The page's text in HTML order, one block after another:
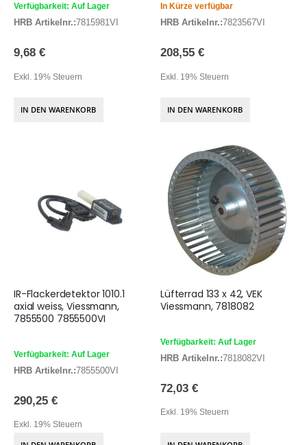
Verfügbarkeit: Auf Lager
HRB Artikelnr.:7815981VI
9,68 €
Exkl. 19% Steuern
IN DEN WARENKORB
In Kürze verfügbar
HRB Artikelnr.:7823567VI
208,55 €
Exkl. 19% Steuern
IN DEN WARENKORB
IR-Flackerdetektor 1010.1
axial weiss, Viessmann,
7855500 7855500VI
Verfügbarkeit: Auf Lager
HRB Artikelnr.:7855500VI
290,25 €
Exkl. 19% Steuern
Lüfterrad 133 x 42, VEK
Viessmann, 7818082
Verfügbarkeit: Auf Lager
HRB Artikelnr.:7818082VI
72,03 €
Exkl. 19% Steuern